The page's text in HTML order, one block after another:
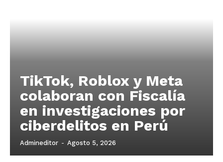
TikTok, Roblox y Meta
colaboran con Fiscalía
en investigaciones por
ciberdelitos en Perú
Admineditor - Agosto 5, 2026